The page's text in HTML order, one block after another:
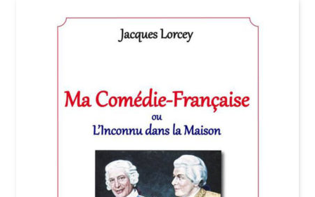
Livres de Peter Randa
Login Customizer
Newsletter
Nous Contacter
Politique de confidentialité et cookies